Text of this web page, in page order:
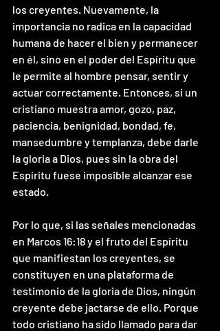
los creyentes. Nuevamente, la
importancia no radica en la capacidad
humana de hacer el bien y permanecer
en él, sino en el poder del Espíritu que
le permite al hombre pensar, sentir y
actuar correctamente. Entonces, si un
cristiano muestra amor, gozo, paz,
paciencia, benignidad, bondad, fe,
mansedumbre y templanza, debe darle
la gloria a Dios, pues sin la obra del
Espíritu fuese imposible alcanzar ese
estado.
Por lo que, si las señales mencionadas
en Marcos 16:18 y el fruto del Espíritu
que manifiestan los creyentes, se
constituyen en una plataforma de
testimonio de la gloria de Dios, ningún
creyente debe jactarse de ello. Porque
todo cristiano ha sido llamado para dar